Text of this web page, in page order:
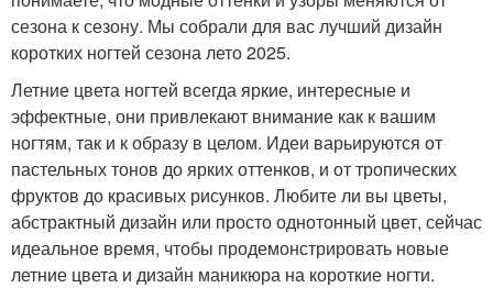
сезона к сезону. Мы собрали для вас лучший дизайн
коротких ногтей сезона лето 2025.
Летние цвета ногтей всегда яркие, интересные и
эффектные, они привлекают внимание как к вашим
ногтям, так и к образу в целом. Идеи варьируются от
пастельных тонов до ярких оттенков, и от тропических
фруктов до красивых рисунков. Любите ли вы цветы,
абстрактный дизайн или просто однотонный цвет, сейчас
идеальное время, чтобы продемонстрировать новые
летние цвета и дизайн маникюра на короткие ногти.